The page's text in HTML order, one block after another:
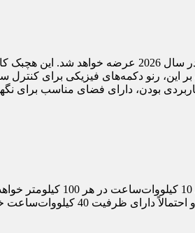
رنو در جریان نمایشگاه خودروی بروکسل، نمای داخلی نسل چهارم توئینگو را معرفی کرد و
نمایش ابزار مجهز خواهد بود. علاوه بر این، رنو
بودن، دارای فضای مناسب برای
جزئیات فنی نسل چهارم توئینگو هنوز به طور کامل
ابتدا با موتور الکتریکی 110 اسب بخاری عرضه شود و نسخه‌ای با